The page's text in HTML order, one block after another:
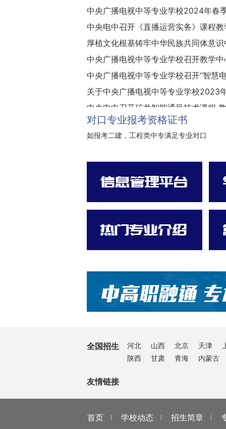
中央广播电视中等专业学校2024年春
中央电中召开《直播运营实务》课程
厚植文化根基铸牢中华民族共同体意
中央广播电视中等专业学校召开教学
中央广播电视中等专业学校召开“智慧
关于中央广播电视中等专业学校2023
中央电中召开矿井智能通风技术课程
对口专业报考资格证书
如报考二建，工程类中专满足专业对口
全国招生 河北 山西 北京 天津
陕西
甘肃 青海 内蒙古
友情链接
首页 学校动态 招生简章